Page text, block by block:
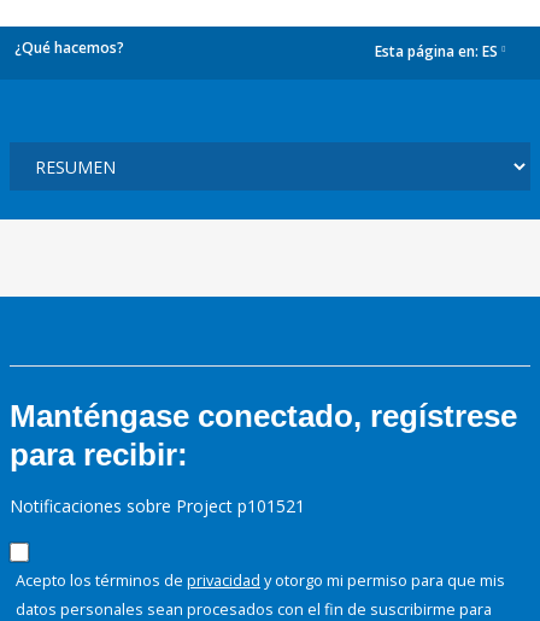
¿Qué hacemos? Esta página en: ES
Manténgase conectado, regístrese
para recibir:
Notificaciones sobre Project p101521
Acepto los términos de privacidad y otorgo mi permiso para que mis
datos personales sean procesados con el fin de suscribirme para